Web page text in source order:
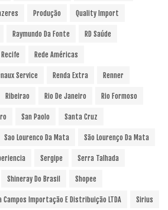
Produção Quality Import
Raymundo Da Fonte RD Saúde
Recife Rede Américas
Service Renda Extra Renner
Ribeirao Rio De Janeiro Rio Formoso
San Paolo Santa Cruz
Sao Lourenco Da Mata São Lourenço Da Mata
Sergipe Serra Talhada
Shineray Do Brasil Shopee
Campos Importação E Distribuição LTDA Sirius